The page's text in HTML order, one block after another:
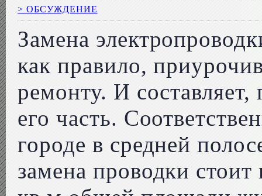
> ОБСУЖДЕНИЕ
Замена
как правило,
ремонту. И
его часть.
городе в средней
замена проводки